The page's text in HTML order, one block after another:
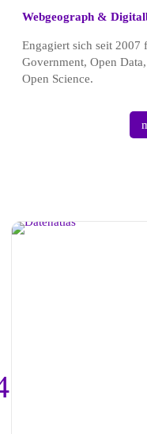
Webgeograph &
Engagiert sich seit 2007
Government, Open
Open Science.